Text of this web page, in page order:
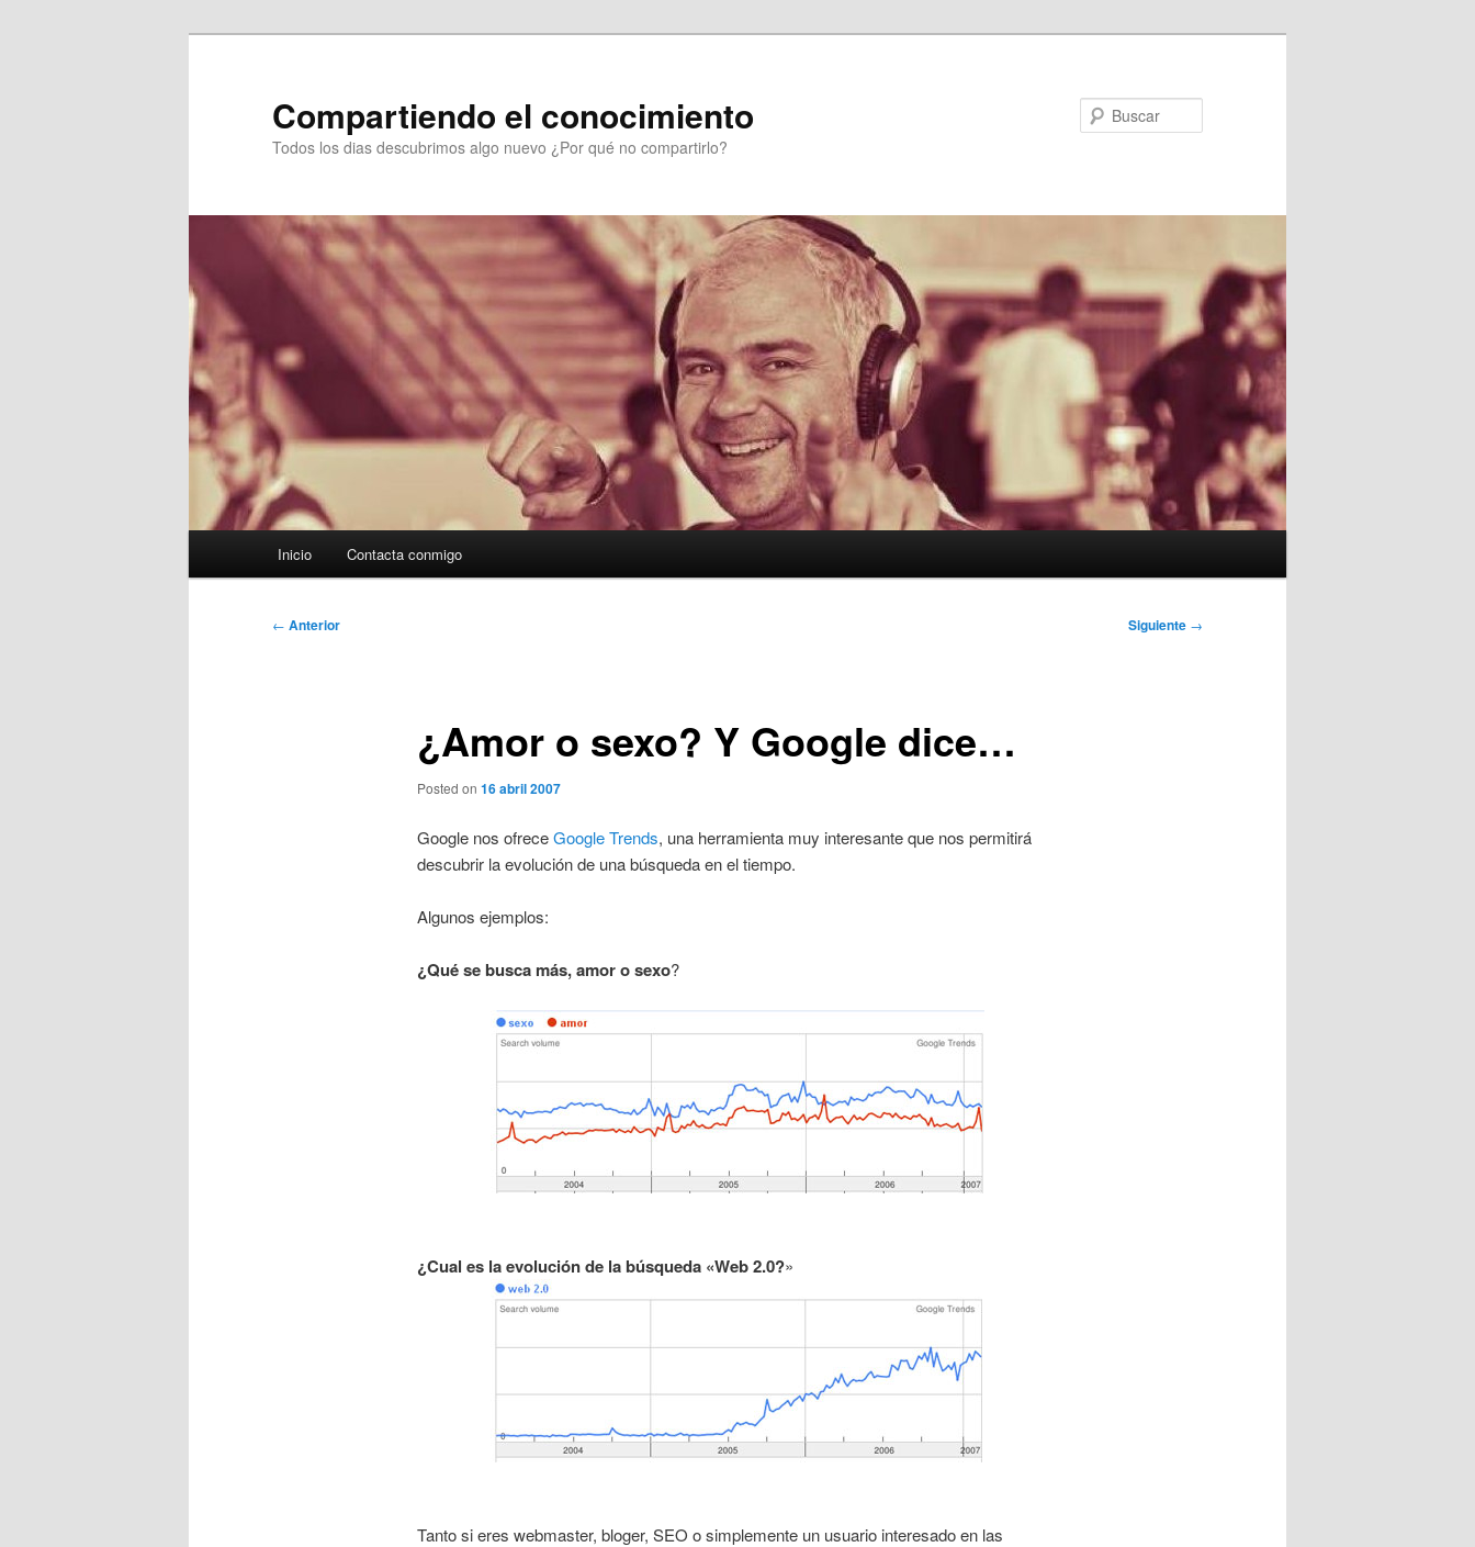
Compartiendo el conocimiento
Todos los dias descubrimos algo nuevo ¿Por qué no compartirlo?
Inicio Contacta conmigo
Navegación
← Anterior Siguiente →
¿Amor o sexo? Y Google dice…
Posted on 16 abril 2007
Google nos ofreceGoogle Trends, una herramienta muy interesante que nos permitirá
descubrir la evolución de una búsqueda en el tiempo.
Algunos ejemplos:
¿Qué se busca más, amor o sexo?
¿Cual es la evolución de la búsqueda «Web 2.0?»
Tanto si eres webmaster, bloger, SEO o simplemente un usuario interesado en las